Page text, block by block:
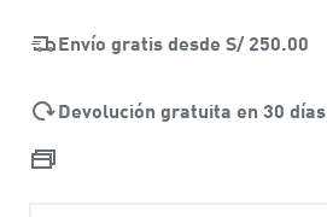
Envío gratis desde S/ 250.00
Devolución gratuita en 30 días